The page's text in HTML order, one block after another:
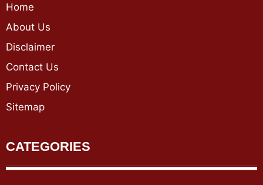
Home
About Us
Disclaimer
Contact Us
Privacy Policy
Sitemap
CATEGORIES